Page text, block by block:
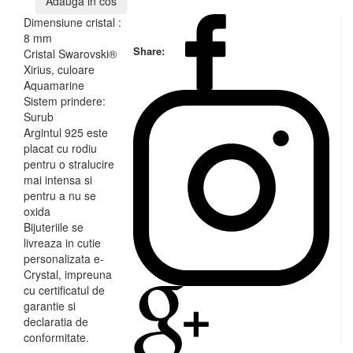
Share:
Dimensiune cristal :
8 mm
Cristal Swarovski®
Xirius, culoare
Aquamarine
Sistem prindere:
Surub
Argintul 925 este
placat cu rodiu
pentru o stralucire
mai intensa si
pentru a nu se
oxida
Bijuteriile se
livreaza in cutie
personalizata e-
Crystal, impreuna
cu certificatul de
garantie si
declaratia de
conformitate.